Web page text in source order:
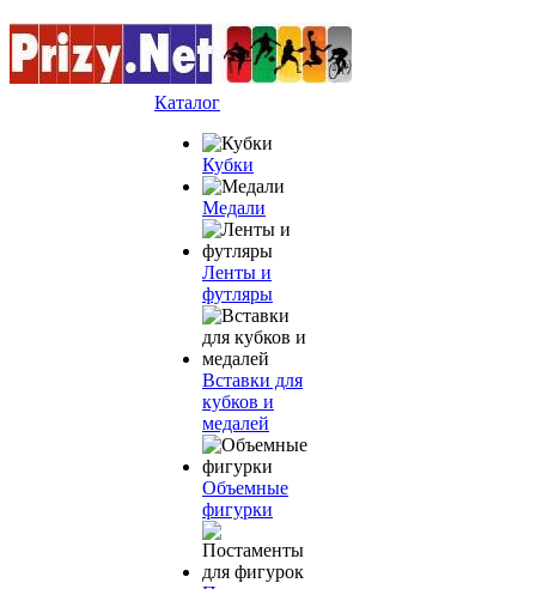
Каталог
Кубки
Медали
Ленты и
футляры
Вставки для
кубков и
медалей
Объемные
фигурки